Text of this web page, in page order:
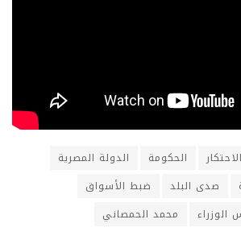
الاحتكار الحكومة
الدولة المصرية
صدى البلد
ضبط الأسواق
الوزراء
محمد الحمصاني